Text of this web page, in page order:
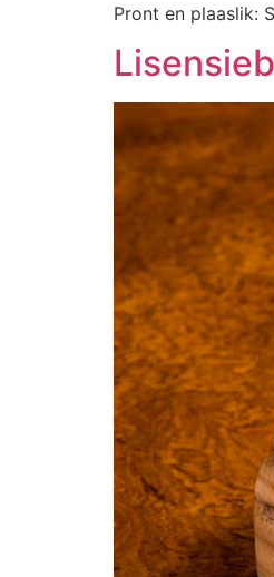
Pront en plaaslik: